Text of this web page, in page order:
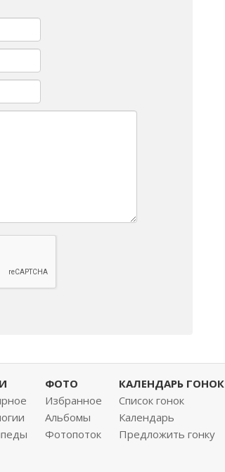
ФОТО
Избранное
Альбомы
Фотопоток
КАЛЕНДАРЬ ГОНОК
Список гонок
Календарь
Предложить гонку